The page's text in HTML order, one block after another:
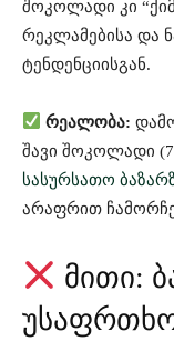
შოკოლადი კი
რეკლამებისა და
ტენდენციისგან.
რეალობა:
შავი შოკოლადი
სასურსათო
არაფრით
მითი: